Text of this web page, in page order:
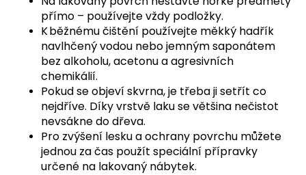
přímo – používejte vždy podložky.
K běžnému čištění používejte měkký hadřík
navlhčený vodou nebo jemným saponátem
bez alkoholu, acetonu a agresivních
chemikálií.
Pokud se objeví skvrna, je třeba ji setřít co
nejdříve. Díky vrstvě laku se většina nečistot
nevsákne do dřeva.
Pro zvýšení lesku a ochrany povrchu můžete
jednou za čas použít speciální přípravky
určené na lakovaný nábytek.